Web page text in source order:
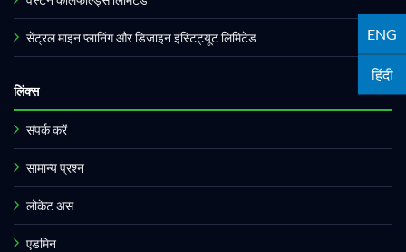
ENG
हिंदी
सेंट्रल माइन प्लानिंग और डिजाइन इंस्टिट्यूट लिमिटेड
लिंक्स
संपर्क करें
सामान्य प्रश्न
लोकेट अस
एडमिन